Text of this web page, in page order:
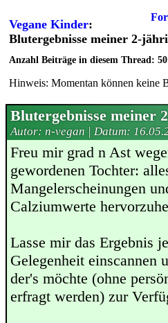
Vegane Kinder:
Blutergebnisse meiner 2-
Anzahl Beiträge in diesem Thread: 50
Hinweis: Momentan können keine
Blutergebnisse meiner
Autor: n-vegan | Datum:
Freu mir grad n Ast
gewordenen Tochter:
Mangelerscheinungen
Calziumwerte
Lasse mir das Ergebnis
Gelegenheit einscannen
der's möchte (ohne
erfragt werden) zur